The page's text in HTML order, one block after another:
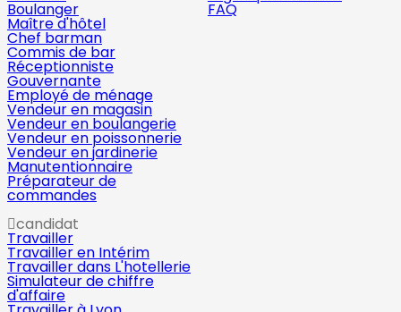
Boulanger
Maître d'hôtel
Chef barman
Commis de bar
Réceptionniste
Gouvernante
Employé de ménage
Vendeur en magasin
Vendeur en boulangerie
Vendeur en poissonnerie
Vendeur en jardinerie
Manutentionnaire
Préparateur de
commandes
FAQ
candidat
Travailler
Travailler en Intérim
Travailler dans L'hotellerie
Simulateur de chiffre
d'affaire